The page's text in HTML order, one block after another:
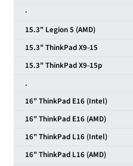
·
15.3" Legion 5 (AMD)
15.3" ThinkPad X9-15
15.3" ThinkPad X9-15p
.
16" ThinkPad E16 (Intel)
16" ThinkPad E16 (AMD)
16" ThinkPad L16 (Intel)
16" ThinkPad L16 (AMD)